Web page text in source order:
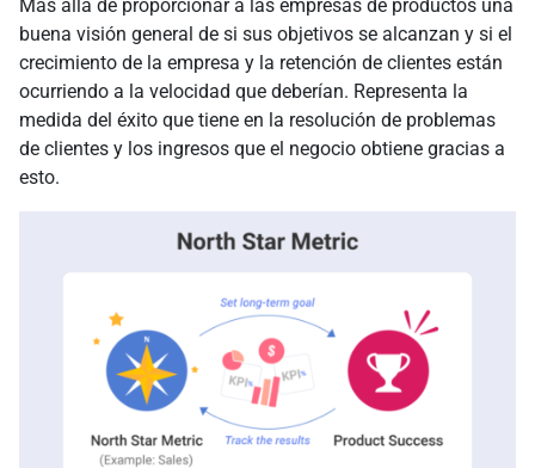
Más allá de proporcionar a las empresas de productos una
buena visión general de si sus objetivos se alcanzan y si el
crecimiento de la empresa y la retención de clientes están
ocurriendo a la velocidad que deberían. Representa la
medida del éxito que tiene en la resolución de problemas
de clientes y los ingresos que el negocio obtiene gracias a
esto.